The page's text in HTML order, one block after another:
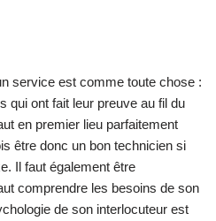
service est comme toute chose :
qui ont fait leur preuve au fil du
en premier lieu parfaitement
être donc un bon technicien si
Il faut également être
comprendre les besoins de son
de son interlocuteur est